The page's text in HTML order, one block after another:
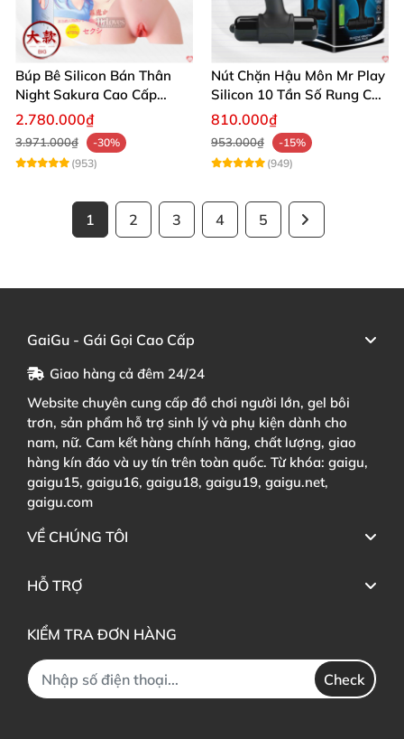
Búp Bê Silicon Bán Thân
Night Sakura Cao Cấp
Rung Đa Chức Năng
2.780.000₫
3.971.000₫
-30%
(953)
Nút Chặn Hậu Môn Mr Play
Silicon 10 Tần Số Rung Cao
Cấp
810.000₫
953.000₫
-15%
(949)
1 2 3 4 5
GaiGu - Gái Gọi Cao Cấp
Giao hàng cả đêm 24/24
Website chuyên cung cấp đồ chơi người lớn, gel bôi
trơn, sản phẩm hỗ trợ sinh lý và phụ kiện dành cho
nam, nữ. Cam kết hàng chính hãng, chất lượng, giao
hàng kín đáo và uy tín trên toàn quốc. Từ khóa: gaigu,
gaigu15, gaigu16, gaigu18, gaigu19, gaigu.net,
gaigu.com
VỀ CHÚNG TÔI
HỖ TRỢ
KIỂM TRA ĐƠN HÀNG
Check